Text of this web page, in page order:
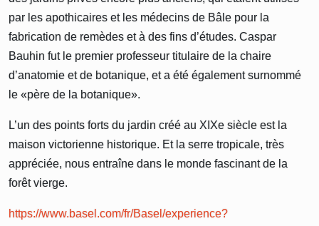
par les apothicaires et les médecins de Bâle pour la
fabrication de remèdes et à des fins d’études. Caspar
Bauhin fut le premier professeur titulaire de la chaire
d’anatomie et de botanique, et a été également surnommé
le «père de la botanique».
L’un des points forts du jardin créé au XIXe siècle est la
maison victorienne historique. Et la serre tropicale, très
appréciée, nous entraîne dans le monde fascinant de la
forêt vierge.
https://www.basel.com/fr/Basel/experience?